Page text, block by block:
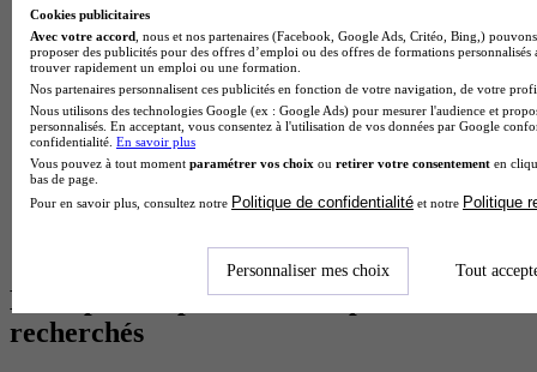
Cap Fleuriste en alternance
BTS Sio en alternance
MSc Marketing Digital en alternance
BTS Gpme en alternance
Cap Electricien en alternance
BTS Gpn en alternance
BTS Domotique en alternance
BAC Pro Agora en alternance
BTS Sta en alternance
BTS Iris en alternance
BTS Ati en alternance
Les diplômes par filière les plus
recherchés
Cookies publicitaires
Avec votre accord , nous et nos partenaires (Facebook, Google Ads, Critéo, Bing,)
proposer des publicités pour des offres d’emploi ou des offres de formations
trouver rapidement un emploi ou une formation.
Nos partenaires personnalisent ces publicités en fonction de votre navigation, de votre
Nous utilisons des technologies Google (ex : Google Ads) pour mesurer l'audience et
personnalisés. En acceptant, vous consentez à l'utilisation de vos données par Google
confidentialité. En savoir plus
Vous pouvez à tout moment paramétrer vos choix ou retirer votre consentement en
bas de page.
Pour en savoir plus, consultez notre Politique de confidentialité et notre Politique
Personnaliser mes choix Tout